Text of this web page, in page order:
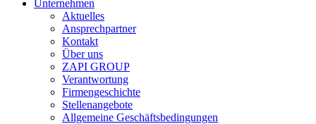
Unternehmen
Aktuelles
Ansprechpartner
Kontakt
Über uns
ZAPI GROUP
Verantwortung
Firmengeschichte
Stellenangebote
Allgemeine Geschäftsbedingungen